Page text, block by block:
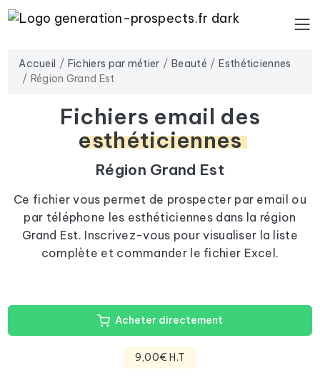
Accueil Fichiers par métier Beauté
Esthéticiennes
Région Grand Est
Fichiers email des
esthéticiennes
Région Grand Est
Ce fichier vous permet de prospecter par email ou
par téléphone les esthéticiennes dans la région
Grand Est. Inscrivez-vous pour visualiser la liste
complète et commander le fichier Excel.
Acheter directement
9,00€ H.T